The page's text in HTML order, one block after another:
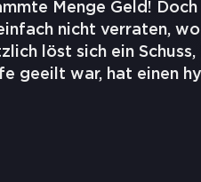
Menge Geld! Doch
nicht verraten,
löst sich ein
geeilt war, hat einen